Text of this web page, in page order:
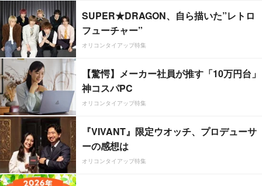
SUPER★DRAGON、自ら描いた”レトロ
フューチャー”
オリコンタイアップ特集
【驚愕】メーカー社員が推す「10万円台」
神コスパPC
オリコンタイアップ特集
『VIVANT』限定ウオッチ、プロデューサ
ーの感想は
オリコンタイアップ特集